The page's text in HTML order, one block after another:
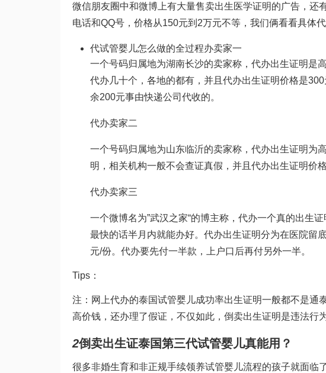
微信朋友圈中和微博上有大量售卖出生医学证明的广告，还
电话和QQ号，价格从150元到2万元不等，我们俩看看具体代
代试管婴儿怎么做的全过程办卖家一
一个号码归属地为湖南长沙的卖家称，代办出生证明是
代办几十个，各地的都有，并且代办出生证明价格是
余200元事由快递公司代收的。
代办卖家二
一个号码归属地为山东临沂的卖家称，代办出生证明为
明，相关机构一般不会查证真假，并且代办出生证明价
代办卖家三
一个微博名为”武汉之家“的博主称，代办一个真的出生
最快的话半月内就能办好。代办出生证明分为在医院留
元/份。代办要先付一半款，上户口后再付另外一半。
Tips：
注：网上代办的泰国试管婴儿成功率出生证明一般都不是通
高价钱，还办理了假证，不仅如此，倒卖出生证明是违法行
2倒卖出生证泰国第三代试管婴儿真能用？
很多非婚生育和非正规手续领养试管婴儿流程的孩子就面临